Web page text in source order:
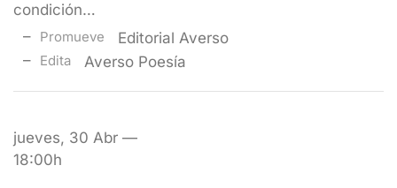
condición…
Promueve Editorial Averso
Edita Averso Poesía
jueves, 30 Abr —
18:00h